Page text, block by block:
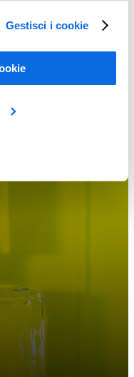
Gestisci i cookie